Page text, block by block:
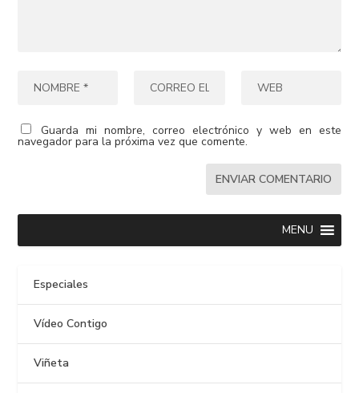
Guarda mi nombre, correo electrónico y web en este
navegador para la próxima vez que comente.
MENU
Especiales
Vídeo Contigo
Viñeta